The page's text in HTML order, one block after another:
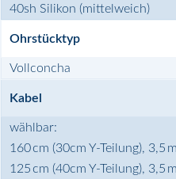
40sh Silikon (mittelweich)
Ohrstücktyp
Vollconcha
Kabel
wählbar:
160 cm (30cm Y-Teilung), 3,5
125 cm (40cm Y-Teilung), 3,5